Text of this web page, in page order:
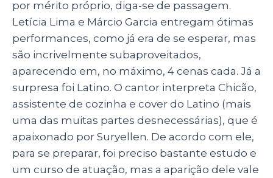
por mérito próprio, diga-se de passagem.
Letícia Lima e Márcio Garcia entregam ótimas
performances, como já era de se esperar, mas
são incrivelmente subaproveitados,
aparecendo em, no máximo, 4 cenas cada. Já a
surpresa foi Latino. O cantor interpreta Chicão,
assistente de cozinha e cover do Latino (mais
uma das muitas partes desnecessárias), que é
apaixonado por Suryellen. De acordo com ele,
para se preparar, foi preciso bastante estudo e
um curso de atuação, mas a aparição dele vale